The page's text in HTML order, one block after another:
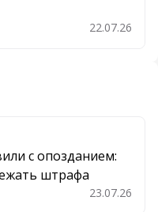
22.07.26
с опозданием:
штрафа
23.07.26